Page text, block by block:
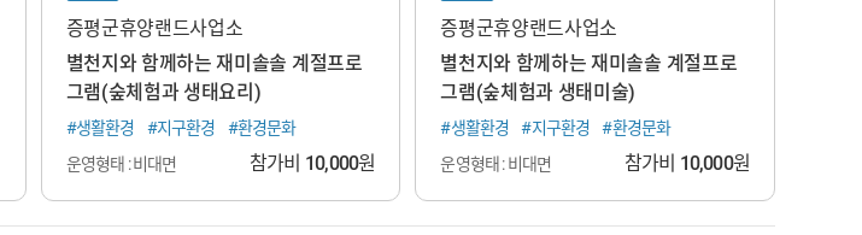
증평군휴양랜드사업소
별천지와 함께하는 재미솔솔 계절프로
그램(숲체험과 생태요리)
#생활환경 #지구환경
#환경문화
운영형태 : 비대면
참가비 10,000원
증평군휴양랜드사업소
별천지와 함께하는 재미솔솔 계절프로
그램(숲체험과 생태미술)
#생활환경 #지구환경
#환경문화
운영형태 : 비대면
참가비 10,000원